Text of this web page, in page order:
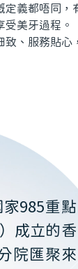
定義都唔同，
美牙過程。
、服務貼心
985重點
成立的香
院匯聚來